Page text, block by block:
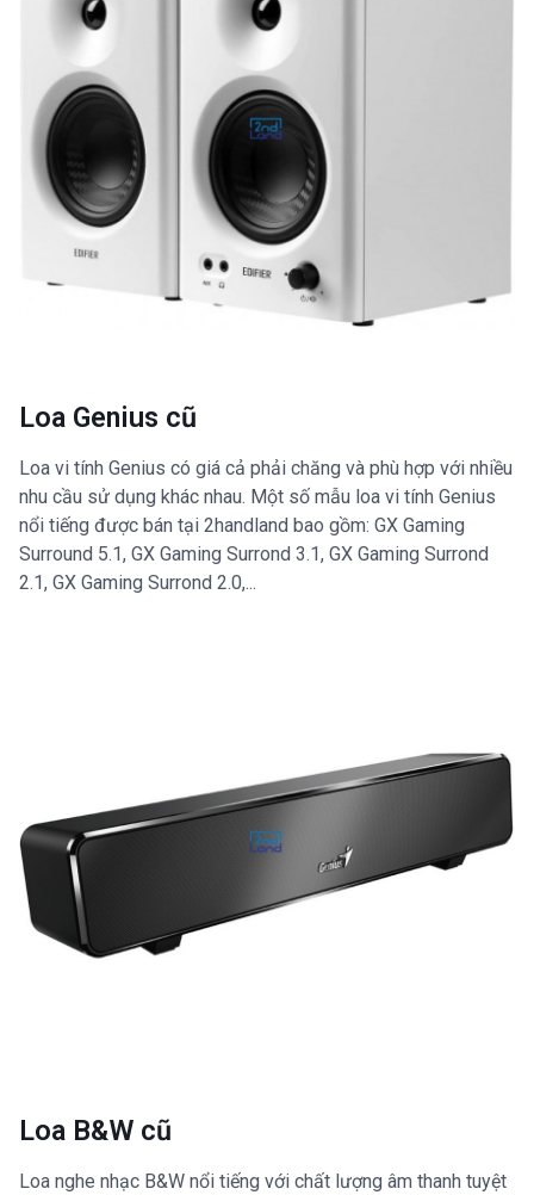
Loa Genius cũ
Loa vi tính Genius có giá cả phải chăng và phù hợp với nhiều
nhu cầu sử dụng khác nhau. Một số mẫu loa vi tính Genius
nổi tiếng được bán tại 2handland bao gồm: GX Gaming
Surround 5.1, GX Gaming Surrond 3.1, GX Gaming Surrond
2.1, GX Gaming Surrond 2.0,...
Loa B&W cũ
Loa nghe nhạc B&W nổi tiếng với chất lượng âm thanh tuyệt